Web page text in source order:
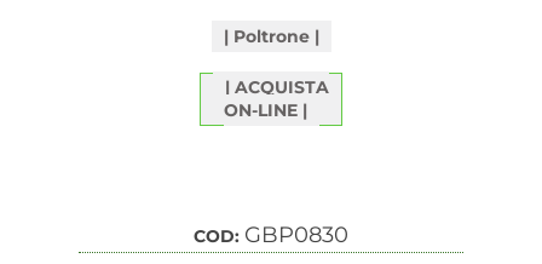
Poltrone
ACQUISTA
ON-LINE
COD: GBP0830